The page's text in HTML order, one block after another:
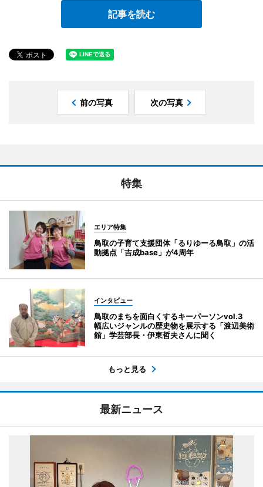
記事を読む
前の写真 次の写真
特集
エリア特集
鳥取の子育て支援団体「るりゆーる鳥取」の活
動拠点「吉成base」が4周年
インタビュー
鳥取のまちを面白くするキーパーソンvol.3
幅広いジャンルの歴史物を展示する「渡辺美術
館」学芸部長・伊東哲夫さんに聞く
もっと見る
最新ニュース